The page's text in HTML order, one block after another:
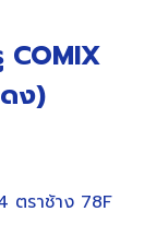
ง)